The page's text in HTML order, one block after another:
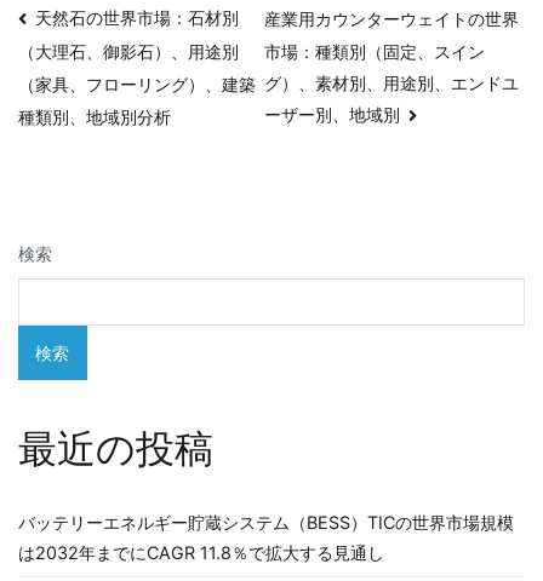
投
稿
ナ
ー
シ
ョ
ン
天然石の世界市場：石材別
（大理石、御影石）、用途別
（家具、フローリング）、建築
種類別、地域別分析
産業用カウンターウェイトの世界
市場：種類別（固定、スイン
グ）、素材別、用途別、エンドユ
ーザー別、地域別
検索
検索
最近の投稿
バッテリーエネルギー貯蔵システム（BESS）TICの世界市場規模
は2032年までにCAGR 11.8％で拡大する見通し